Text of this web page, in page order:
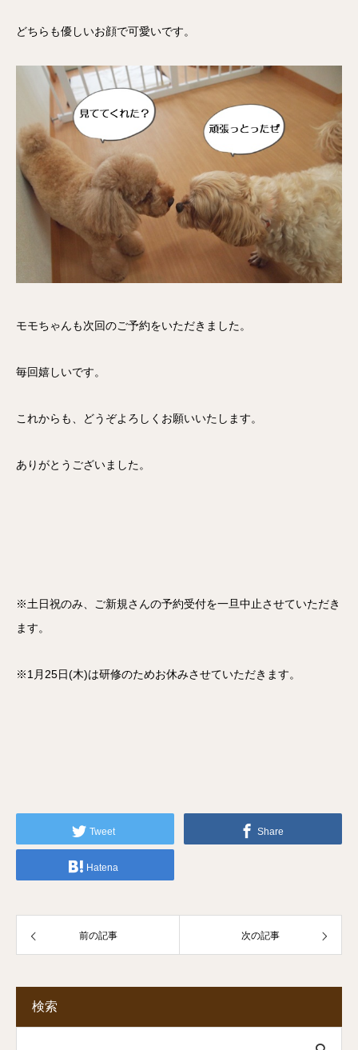
どちらも優しいお顔で可愛いです。
モモちゃんも次回のご予約をいただきました。
毎回嬉しいです。
これからも、どうぞよろしくお願いいたします。
ありがとうございました。
※土日祝のみ、ご新規さんの予約受付を一旦中止させていただき
ます。
※1月25日(木)は研修のためお休みさせていただきます。
Tweet Share
Hatena
前の記事 次の記事
検索